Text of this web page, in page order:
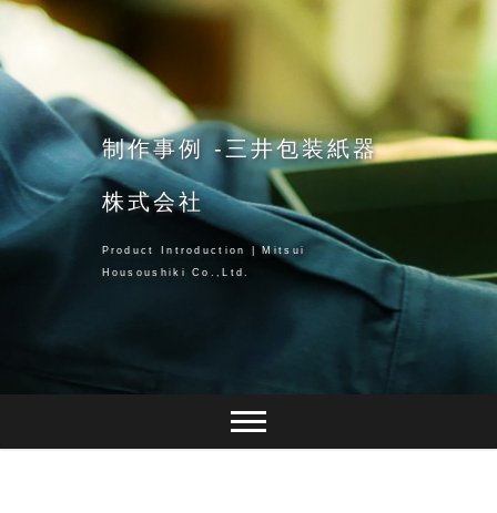
Skip
content
制作事例 -三井包装紙器
株式会社
Product Introduction | Mitsui
Housoushiki Co.,Ltd.